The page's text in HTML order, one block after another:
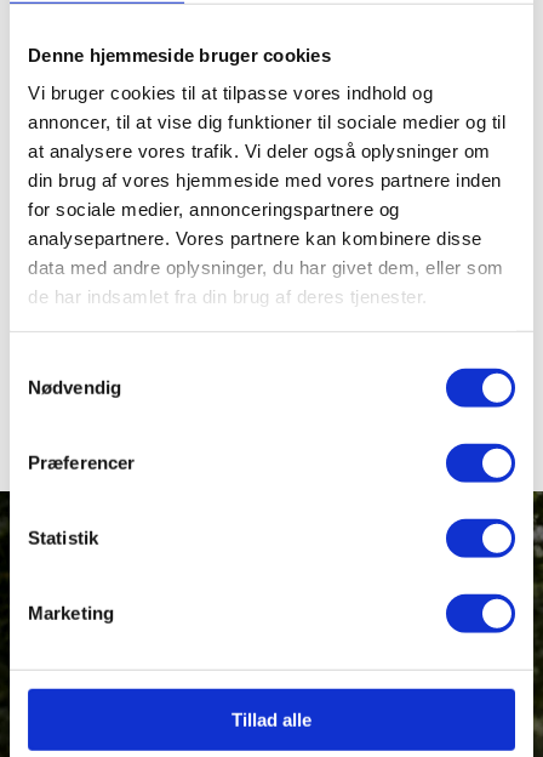
Denne hjemmeside bruger cookies
Vi bruger cookies til at tilpasse vores indhold og
annoncer, til at vise dig funktioner til sociale medier og til
at analysere vores trafik. Vi deler også oplysninger om
din brug af vores hjemmeside med vores partnere inden
for sociale medier, annonceringspartnere og
analysepartnere. Vores partnere kan kombinere disse
data med andre oplysninger, du har givet dem, eller som
de har indsamlet fra din brug af deres tjenester.
Nødvendig
Præferencer
Statistik
Marketing
Tillad alle
Send din ansøgningen senest d. 14.11.25,
ansættelsessamtalerne bliver afholdt i uge 47.
Vil du vide mere?
Sewww.vies.dkeller kontakt:
ForstanderFrank Rasmussen 24 40 68 11 eller
frank@vies.dk
VIL DU HØRE MERE?
Synes du også at VIES lyder som stedet for dig, så